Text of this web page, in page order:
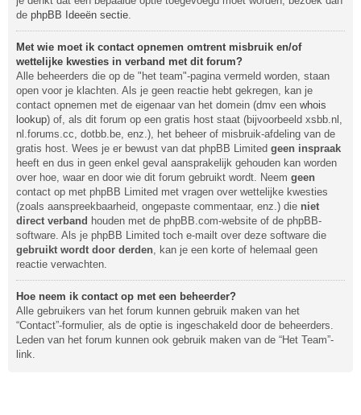
de phpBB Ideeën sectie.
Met wie moet ik contact opnemen omtrent misbruik en/of
wettelijke kwesties in verband met dit forum?
Alle beheerders die op de "het team"-pagina vermeld worden, staan
open voor je klachten. Als je geen reactie hebt gekregen, kan je
contact opnemen met de eigenaar van het domein (dmv een whois
lookup) of, als dit forum op een gratis host staat (bijvoorbeeld xsbb.nl,
nl.forums.cc, dotbb.be, enz.), het beheer of misbruik-afdeling van de
gratis host. Wees je er bewust van dat phpBB Limited geen inspraak
heeft en dus in geen enkel geval aansprakelijk gehouden kan worden
over hoe, waar en door wie dit forum gebruikt wordt. Neem geen
contact op met phpBB Limited met vragen over wettelijke kwesties
(zoals aanspreekbaarheid, ongepaste commentaar, enz.) die niet
direct verband houden met de phpBB.com-website of de phpBB-
software. Als je phpBB Limited toch e-mailt over deze software die
gebruikt wordt door derden, kan je een korte of helemaal geen
reactie verwachten.
Hoe neem ik contact op met een beheerder?
Alle gebruikers van het forum kunnen gebruik maken van het
“Contact”-formulier, als de optie is ingeschakeld door de beheerders.
Leden van het forum kunnen ook gebruik maken van de “Het Team”-
link.